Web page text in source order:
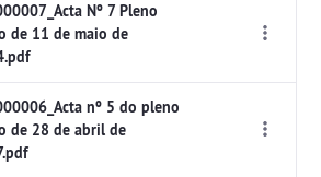
Nº 7 Pleno
de 11 de maio de
nº 5 do pleno
de 28 de abril de